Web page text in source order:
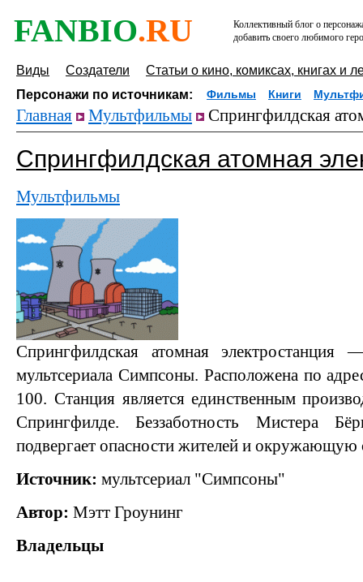
FANBIO.RU
Коллективный блог о
добавить своего любимого
Виды Создатели
Статьи о кино, комиксах, книгах и
Персонажи по источникам:
Фильмы Книги
Главная Мультфильмы Спрингфилдская
Спрингфилдская атомная
Мультфильмы
Спрингфилдская атомная
мультсериала Симпсоны. Расположена по
100. Станция является единственным
Спрингфилде. Беззаботность Мистера
подвергает опасности жителей и окружающую
Источник: мультсериал "Симпсоны"
Автор: Мэтт Гроунинг
Владельцы